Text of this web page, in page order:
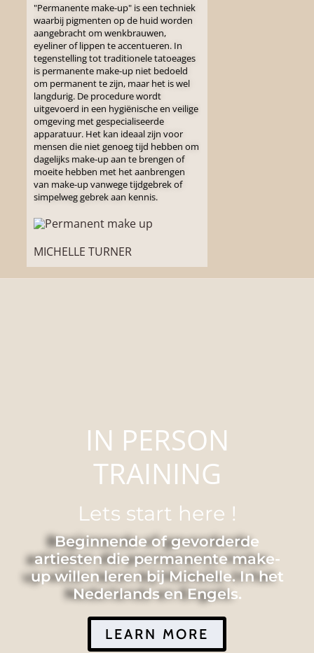
"Permanente make-up" is een techniek
waarbij pigmenten op de huid worden
aangebracht om wenkbrauwen,
eyeliner of lippen te accentueren. In
tegenstelling tot traditionele tatoeages
is permanente make-up niet bedoeld
om permanent te zijn, maar het is wel
langdurig. De procedure wordt
uitgevoerd in een hygiënische en veilige
omgeving met gespecialiseerde
apparatuur. Het kan ideaal zijn voor
mensen die niet genoeg tijd hebben om
dagelijks make-up aan te brengen of
moeite hebben met het aanbrengen
van make-up vanwege tijdgebrek of
simpelweg gebrek aan kennis.
MICHELLE TURNER
IN PERSON
TRAINING
Lets start here !
Beginnende of gevorderde
artiesten die permanente make-
up willen leren bij Michelle. In het
Nederlands en Engels.
LEARN MORE